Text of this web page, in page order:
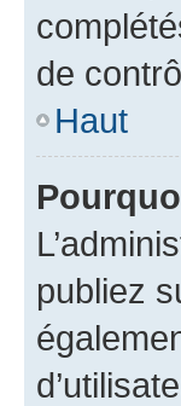
de
Haut
publiez